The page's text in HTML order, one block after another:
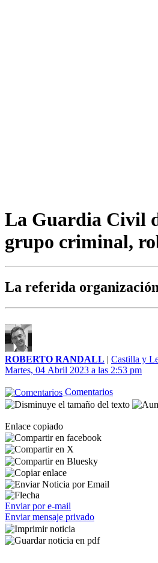
La Guardia Civil
grupo criminal,
La referida organización
ROBERTO RANDALL | Castilla y
Martes, 04 Abril 2023 a las 2:53 pm
Comentarios
Enlace copiado
Enviar por e-mail
Enviar mensaje privado